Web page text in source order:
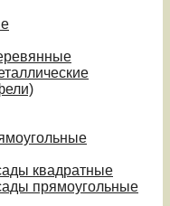
квадратные
прямоугольные